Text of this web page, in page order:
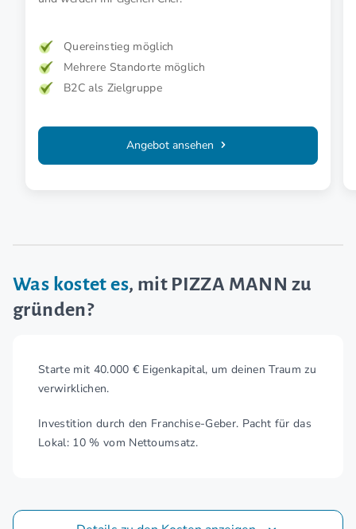
Quereinstieg möglich
Mehrere Standorte möglich
B2C als Zielgruppe
Angebot ansehen
Was kostet es, mit PIZZA MANN zu
gründen?
Starte mit 40.000 € Eigenkapital, um deinen Traum zu
verwirklichen.
Investition durch den Franchise-Geber. Pacht für das
Lokal: 10 % vom Nettoumsatz.